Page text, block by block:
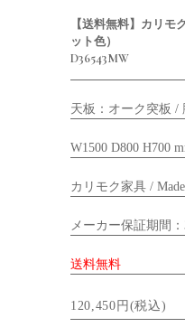
【送料無料】カリ
ット色）
D36543MW
天板：オーク突板 /
W1500 D800 H700
カリモク家具 /
メーカー保証期間
送料無料
120,450円(税込)